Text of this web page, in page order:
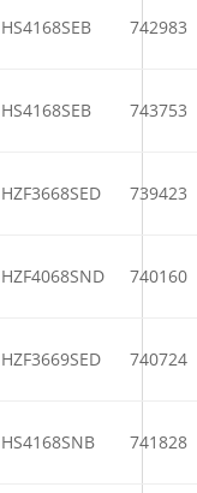
HS4168SEB 742983
HS4168SEB 743753
HZF3668SED 739423
HZF4068SND 740160
HZF3669SED 740724
HS4168SNB 741828